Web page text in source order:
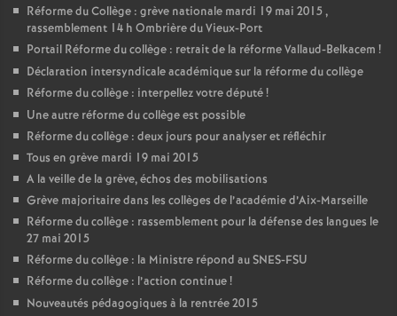
Réforme du Collège : grève nationale mardi 19 mai 2015 ,
rassemblement 14 h Ombrière du Vieux-Port
Portail Réforme du collège : retrait de la réforme Vallaud-Belkacem !
Déclaration intersyndicale académique sur la réforme du collège
Réforme du collège : interpellez votre député!
Une autre réforme du collège est possible
Réforme du collège : deux jours pour analyser et réfléchir
Tous en grève mardi 19 mai 2015
A la veille de la grève, échos des mobilisations
Grève majoritaire dans les collèges de l’académie d’Aix-Marseille
Réforme du collège : rassemblement pour la défense des langues le
27 mai 2015
Réforme du collège : la Ministre répond au SNES-FSU
Réforme du collège : l’action continue!
Nouveautés pédagogiques à la rentrée 2015